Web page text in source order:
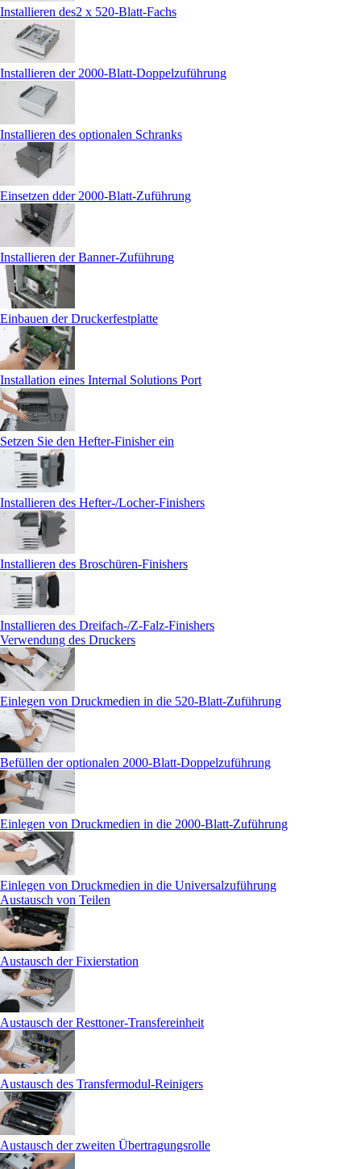
Installieren des2 x 520-Blatt-Fachs
Installieren der 2000-Blatt-Doppelzuführung
Installieren des optionalen Schranks
Einsetzen dder 2000-Blatt-Zuführung
Installieren der Banner-Zuführung
Einbauen der Druckerfestplatte
Installation eines Internal Solutions Port
Setzen Sie den Hefter-Finisher ein
Installieren des Hefter-/Locher-Finishers
Installieren des Broschüren-Finishers
Installieren des Dreifach-/Z-Falz-Finishers
Verwendung des Druckers
Einlegen von Druckmedien in die 520-Blatt-Zuführung
Befüllen der optionalen 2000‑Blatt-Doppelzuführung
Einlegen von Druckmedien in die 2000-Blatt-Zuführung
Einlegen von Druckmedien in die Universalzuführung
Austausch von Teilen
Austausch der Fixierstation
Austausch der Resttoner-Transfereinheit
Austausch des Transfermodul-Reinigers
Austausch der zweiten Übertragungsrolle